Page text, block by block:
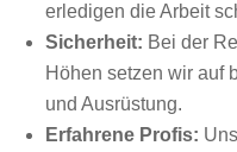
erledigen die Arbeit
Sicherheit: Bei der
Höhen setzen wir auf
und Ausrüstung.
Erfahrene Profis: